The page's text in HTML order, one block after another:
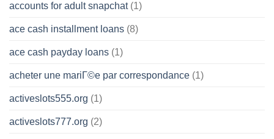
accounts for adult snapchat(1)
ace cash installment loans (8)
ace cash payday loans (1)
acheter une mariГ©e par correspondance (1)
activeslots555.org (1)
activeslots777.org (2)